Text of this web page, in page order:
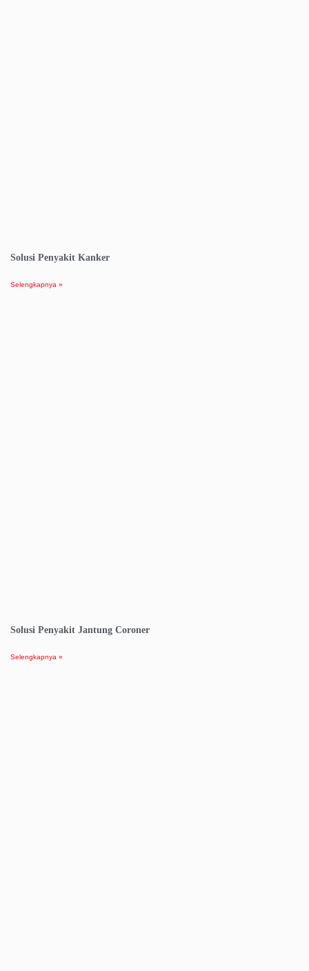
Solusi Penyakit Kanker
Selengkapnya »
Solusi Penyakit Jantung Coroner
Selengkapnya »